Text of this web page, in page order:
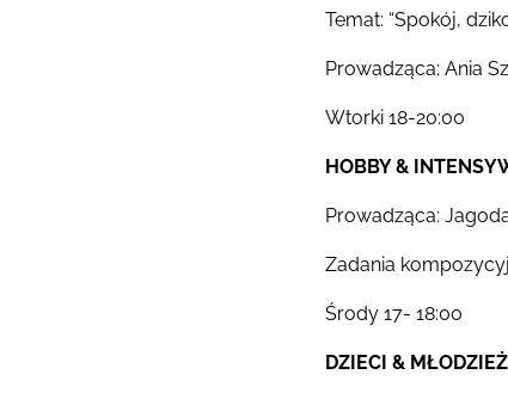
Temat: “Spokój,
Prowadząca: Ania
Wtorki 18-20:00
HOBBY &
Prowadząca:
Zadania
Środy 17- 18:00
DZIECI & MŁODZIEŻ